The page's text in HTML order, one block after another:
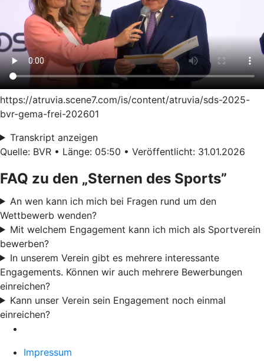
https://atruvia.scene7.com/is/content/atruvia/sds-2025-
bvr-gema-frei-202601
Transkript anzeigen
Quelle: BVR • Länge: 05:50 • Veröffentlicht: 31.01.2026
FAQ zu den „Sternen des Sports”
An wen kann ich mich bei Fragen rund um den
Wettbewerb wenden?
Mit welchem Engagement kann ich mich als Sportverein
bewerben?
In unserem Verein gibt es mehrere interessante
Engagements. Können wir auch mehrere Bewerbungen
einreichen?
Kann unser Verein sein Engagement noch einmal
einreichen?
Impressum